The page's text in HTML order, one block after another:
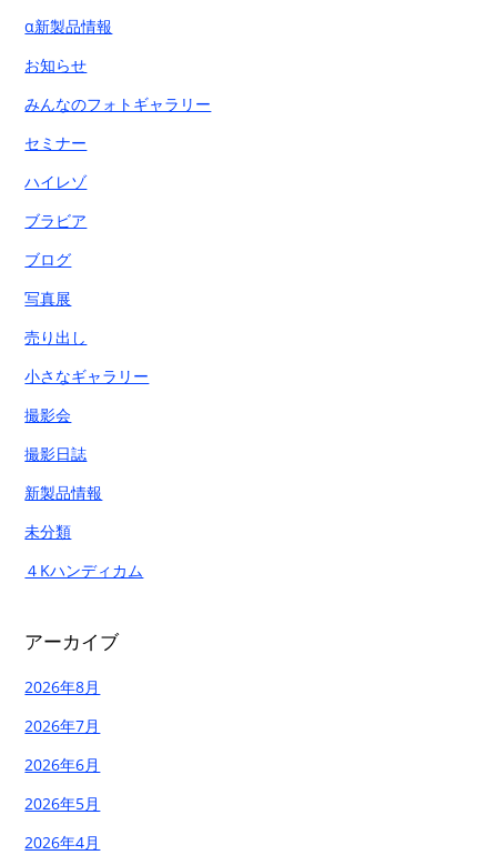
α新製品情報
お知らせ
みんなのフォトギャラリー
セミナー
ハイレゾ
ブラビア
ブログ
写真展
売り出し
小さなギャラリー
撮影会
撮影日誌
新製品情報
未分類
４Kハンディカム
アーカイブ
2026年8月
2026年7月
2026年6月
2026年5月
2026年4月